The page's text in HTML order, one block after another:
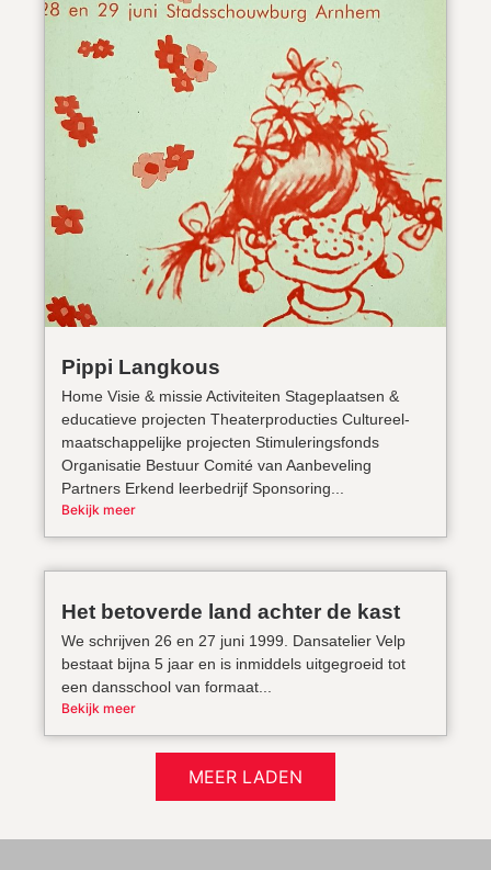
Pippi Langkous
Home Visie & missie Activiteiten Stageplaatsen &
educatieve projecten Theaterproducties Cultureel-
maatschappelijke projecten Stimuleringsfonds
Organisatie Bestuur Comité van Aanbeveling
Partners Erkend leerbedrijf Sponsoring...
Bekijk meer
Het betoverde land achter de kast
We schrijven 26 en 27 juni 1999. Dansatelier Velp
bestaat bijna 5 jaar en is inmiddels uitgegroeid tot
een dansschool van formaat...
Bekijk meer
MEER LADEN